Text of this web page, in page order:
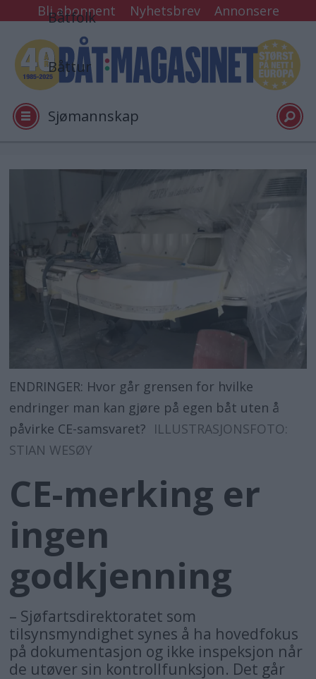
Bli abonnent Nyhetsbrev Annonsere
Båtfolk
Båttur
Sjømannskap
Tester
Video
Logg inn
ENDRINGER: Hvor går grensen for hvilke
endringer man kan gjøre på egen båt uten å
påvirke CE-samsvaret? ILLUSTRASJONSFOTO:
STIAN WESØY
CE-merking er
ingen
godkjenning
– Sjøfartsdirektoratet som
tilsynsmyndighet synes å ha hovedfokus
på dokumentasjon og ikke inspeksjon når
de utøver sin kontrollfunksjon. Det går